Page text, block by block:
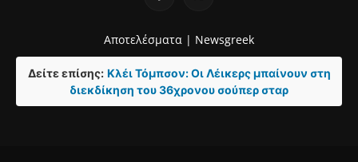
Αποτελέσματα | Newsgreek
Δείτε επίσης: Κλέι Τόμπσον: Οι Λέικερς μπαίνουν στη
διεκδίκηση του 36χρονου σούπερ σταρ